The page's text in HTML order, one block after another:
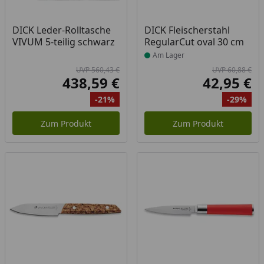
DICK Leder-Rolltasche
VIVUM 5-teilig schwarz
Ursprünglicher Preis
UVP 560,43 €
Aktueller Preis
438,59 €
Rabatt
-21%
Zum Produkt
DICK Fleischerstahl
RegularCut oval 30 cm
Produkt am Lager
Am Lager
UVP 60,88 €
42,95 €
-29%
Zum Produkt